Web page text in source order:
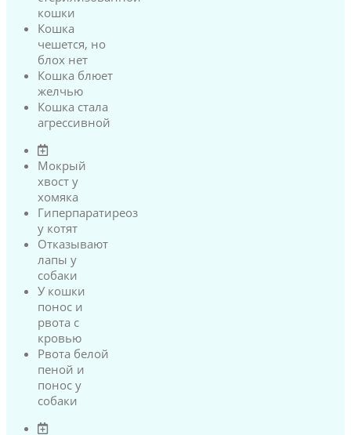
кошки
Кошка
чешется, но
блох нет
Кошка блюет
желчью
Кошка стала
агрессивной
Мокрый
хвост у
хомяка
Гиперпаратиреоз
у котят
Отказывают
лапы у
собаки
У кошки
понос и
рвота с
кровью
Рвота белой
пеной и
понос у
собаки